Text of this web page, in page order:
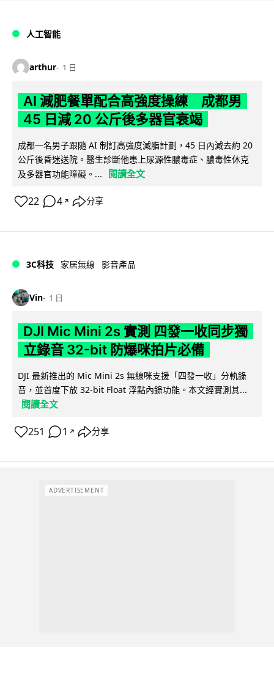
人工智能
arthur 1 日
AI 減肥餐單配合高強度操練 成都男
45 日減 20 公斤後多器官衰竭
成都一名男子跟隨 AI 制訂高強度減脂計劃，45 日內減去約 20
公斤後昏迷送院。醫生診斷他患上尿源性膿毒症、膿毒性休克
及多器官功能障礙。...
閱讀全文
22 4 ↗ 分享
3C科技 家居無線 影音產品
Vin 1 日
DJI Mic Mini 2s 實測 四發一收同步獨
立錄音 32-bit 防爆咪拍片必備
DJI 最新推出的 Mic Mini 2s 無線咪支援「四發一收」分軌錄
音，並首度下放 32-bit Float 浮點內錄功能。本文經實測其...
閱讀全文
251 1 ↗ 分享
ADVERTISEMENT